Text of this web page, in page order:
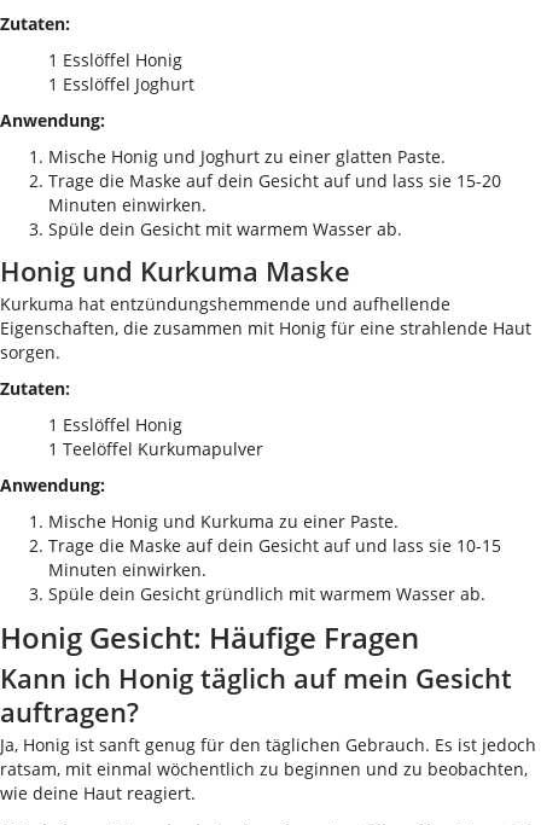
Zutaten:
1 Esslöffel Honig
1 Esslöffel Joghurt
Anwendung:
Mische Honig und Joghurt zu einer glatten Paste.
Trage die Maske auf dein Gesicht auf und lass sie 15-20
Minuten einwirken.
Spüle dein Gesicht mit warmem Wasser ab.
Honig und Kurkuma Maske
Kurkuma hat entzündungshemmende und aufhellende
Eigenschaften, die zusammen mit Honig für eine strahlende Haut
sorgen.
Zutaten:
1 Esslöffel Honig
1 Teelöffel Kurkumapulver
Anwendung:
Mische Honig und Kurkuma zu einer Paste.
Trage die Maske auf dein Gesicht auf und lass sie 10-15
Minuten einwirken.
Spüle dein Gesicht gründlich mit warmem Wasser ab.
Honig Gesicht: Häufige Fragen
Kann ich Honig täglich auf mein Gesicht
auftragen?
Ja, Honig ist sanft genug für den täglichen Gebrauch. Es ist jedoch
ratsam, mit einmal wöchentlich zu beginnen und zu beobachten,
wie deine Haut reagiert.